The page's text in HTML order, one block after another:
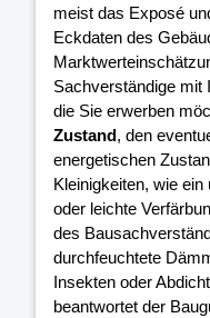
meist das Exposé
Eckdaten des
Sachverständige mit
die Sie erwerben
Zustand, den
energetischen
Kleinigkeiten, wie
oder leichte
des
durchfeuchtete
Insekten oder
beantwortet der